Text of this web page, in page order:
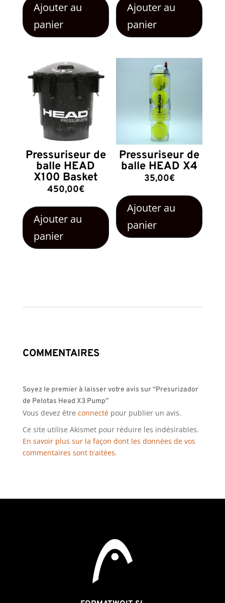
Ajouter au
panier
Ajouter au
panier
Pressuriseur de
balle HEAD
X100 Basket
450,00€
Ajouter au
panier
Pressuriseur de
balle HEAD X4
35,00€
Ajouter au
panier
COMMENTAIRES
Soyez le premier à laisser votre avis sur “Presurizador
de Pelotas Head X3 Pump”
Vous devez être connectépour publier un avis.
Ce site utilise Akismet pour réduire les indésirables.
En savoir plus sur la façon dont les données de vos
commentaires sont traitées.